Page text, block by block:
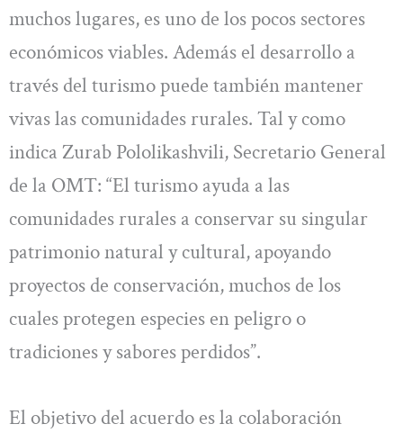
muchos lugares, es uno de los pocos sectores
económicos viables. Además el desarrollo a
través del turismo puede también mantener
vivas las comunidades rurales. Tal y como
indica Zurab Pololikashvili, Secretario General
de la OMT: “El turismo ayuda a las
comunidades rurales a conservar su singular
patrimonio natural y cultural, apoyando
proyectos de conservación, muchos de los
cuales protegen especies en peligro o
tradiciones y sabores perdidos”.
El objetivo del acuerdo es la colaboración